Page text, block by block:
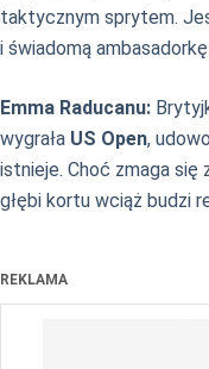
taktycznym sprytem.
i świadomą
Emma Raducanu:
wygrała US Open,
istnieje. Choć zmaga się
głębi kortu wciąż budzi
REKLAMA